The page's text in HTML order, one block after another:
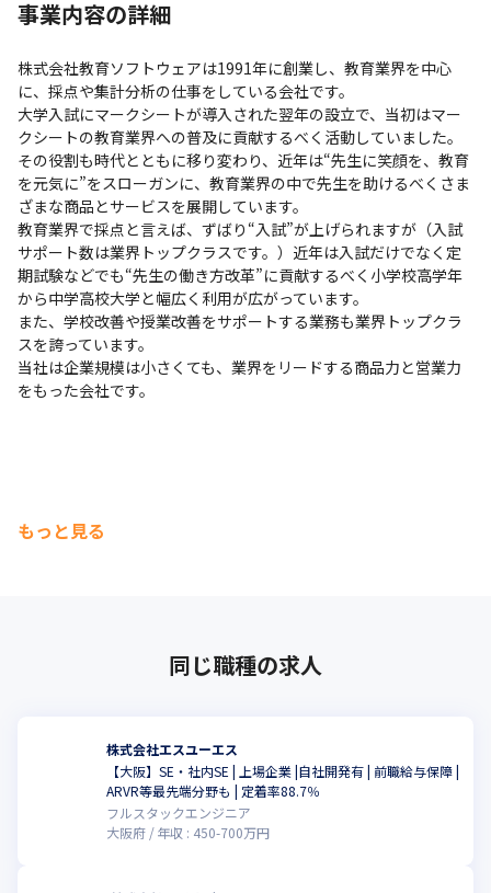
事業内容の詳細
株式会社教育ソフトウェアは1991年に創業し、教育業界を中心
に、採点や集計分析の仕事をしている会社です。
大学入試にマークシートが導入された翌年の設立で、当初はマー
クシートの教育業界への普及に貢献するべく活動していました。
その役割も時代とともに移り変わり、近年は“先生に笑顔を、教育
を元気に”をスローガンに、教育業界の中で先生を助けるべくさま
ざまな商品とサービスを展開しています。
教育業界で採点と言えば、ずばり“入試”が上げられますが（入試
サポート数は業界トップクラスです。）近年は入試だけでなく定
期試験などでも“先生の働き方改革”に貢献するべく小学校高学年
から中学高校大学と幅広く利用が広がっています。
また、学校改善や授業改善をサポートする業務も業界トップクラ
スを誇っています。
当社は企業規模は小さくても、業界をリードする商品力と営業力
をもった会社です。
もっと見る
同じ職種の求人
株式会社エスユーエス
【大阪】SE・社内SE | 上場企業 |自社開発有 | 前職給与保障 |
ARVR等最先端分野も | 定着率88.7％
フルスタックエンジニア
大阪府
年収 : 450-700万円